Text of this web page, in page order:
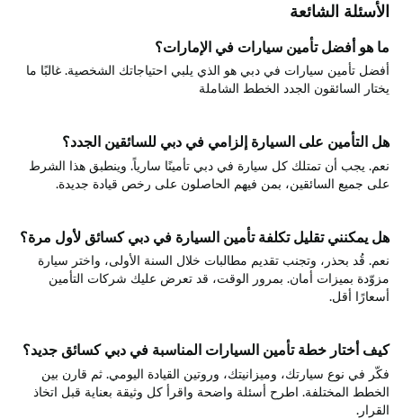
الأسئلة الشائعة
ما هو أفضل تأمين سيارات في الإمارات؟
أفضل تأمين سيارات في دبي هو الذي يلبي احتياجاتك الشخصية. غالبًا ما
يختار السائقون الجدد الخطط الشاملة
هل التأمين على السيارة إلزامي في دبي للسائقين الجدد؟
نعم. يجب أن تمتلك كل سيارة في دبي تأمينًا سارياً. وينطبق هذا الشرط
على جميع السائقين، بمن فيهم الحاصلون على رخص قيادة جديدة.
هل يمكنني تقليل تكلفة تأمين السيارة في دبي كسائق لأول مرة؟
نعم. قُد بحذر، وتجنب تقديم مطالبات خلال السنة الأولى، واختر سيارة
مزوّدة بميزات أمان. بمرور الوقت، قد تعرض عليك شركات التأمين
أسعارًا أقل.
كيف أختار خطة تأمين السيارات المناسبة في دبي كسائق جديد؟
فكّر في نوع سيارتك، وميزانيتك، وروتين القيادة اليومي. ثم قارن بين
الخطط المختلفة. اطرح أسئلة واضحة واقرأ كل وثيقة بعناية قبل اتخاذ
القرار.